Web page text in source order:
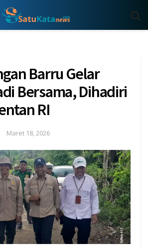
Barru Gelar
Bersama, Dihadiri
RI
Maret 18, 2026